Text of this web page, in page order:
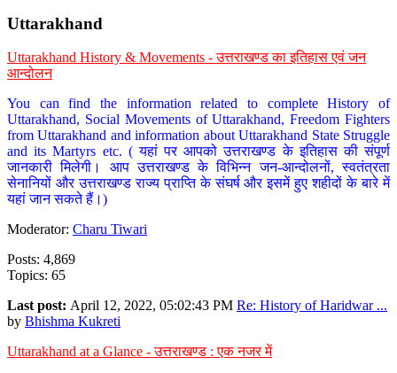
Uttarakhand
Uttarakhand History & Movements - उत्तराखण्ड का इतिहास एवं जन
आन्दोलन
You can find the information related to complete History of
Uttarakhand, Social Movements of Uttarakhand, Freedom Fighters
from Uttarakhand and information about Uttarakhand State Struggle
and its Martyrs etc. ( यहां पर आपको उत्तराखण्ड के इतिहास की संपूर्ण
जानकारी मिलेगी। आप उत्तराखण्ड के विभिन्न जन-आन्दोलनों, स्वतंत्रता
सेनानियों और उत्तराखण्ड राज्य प्राप्ति के संघर्ष और इसमें हुए शहीदों के बारे में
यहां जान सकते हैं।)
Moderator: Charu Tiwari
Posts: 4,869
Topics: 65
Last post: April 12, 2022, 05:02:43 PM Re: History of Haridwar ...
by Bhishma Kukreti
Uttarakhand at a Glance - उत्तराखण्ड : एक नजर में